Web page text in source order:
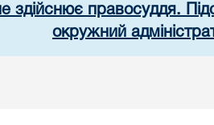
здійснює правосуддя.
окружний